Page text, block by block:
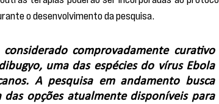
o desenvolvimento da pesquisa.
comprovadamente curativo
uma das espécies do vírus Ebola
A pesquisa em andamento busca
opções atualmente disponíveis para